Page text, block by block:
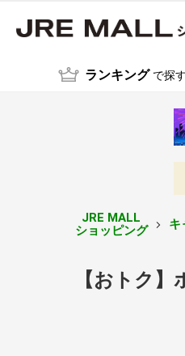
ランキング で探す
JRE MALL
ショッピング
キ
【おトク